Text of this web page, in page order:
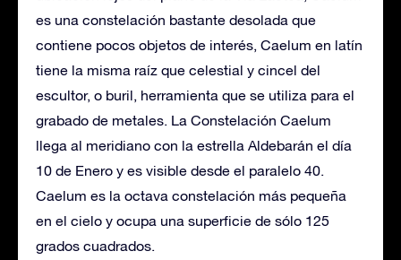
es una constelación bastante desolada que
contiene pocos objetos de interés, Caelum en latín
tiene la misma raíz que celestial y cincel del
escultor, o buril, herramienta que se utiliza para el
grabado de metales. La Constelación Caelum
llega al meridiano con la estrella Aldebarán el día
10 de Enero y es visible desde el paralelo 40.
Caelum es la octava constelación más pequeña
en el cielo y ocupa una superficie de sólo 125
grados cuadrados.